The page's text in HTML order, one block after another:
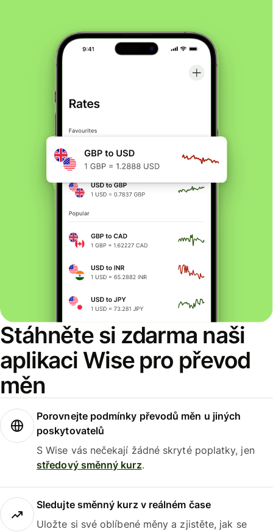
Stáhněte si zdarma naši
aplikaci Wise pro převod
měn
Porovnejte podmínky převodů měn u jiných
poskytovatelů
S Wise vás nečekají žádné skryté poplatky, jen
středový směnný kurz.
Sledujte směnný kurz v reálném čase
Uložte si své oblíbené měny a zjistěte, jak se